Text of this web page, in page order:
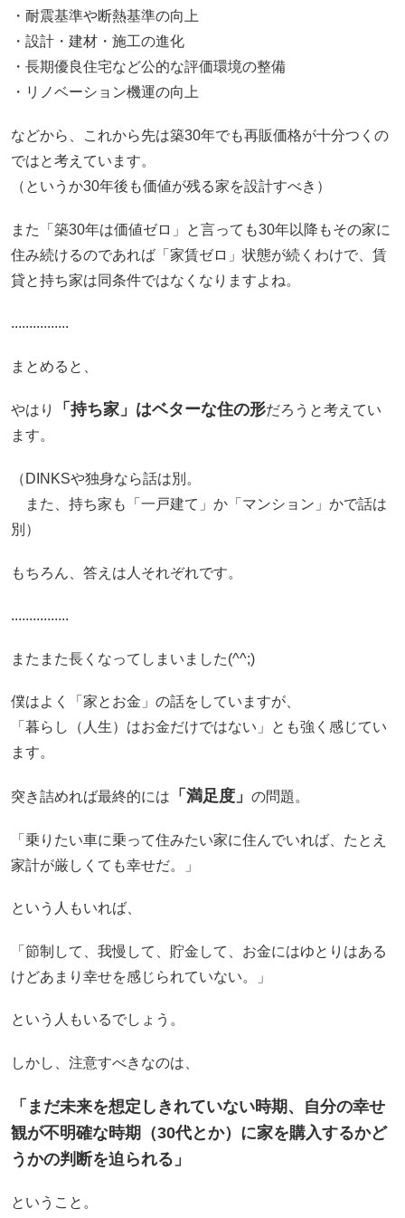
・耐震基準や断熱基準の向上
・設計・建材・施工の進化
・長期優良住宅など公的な評価環境の整備
・リノベーション機運の向上
などから、これから先は築30年でも再販価格が十分つくの
ではと考えています。
（というか30年後も価値が残る家を設計すべき）
また「築30年は価値ゼロ」と言っても30年以降もその家に
住み続けるのであれば「家賃ゼロ」状態が続くわけで、賃
貸と持ち家は同条件ではなくなりますよね。
................
まとめると、
やはり 「持ち家」はベターな住の形だろうと考えてい
ます。
（DINKSや独身なら話は別。
また、持ち家も「一戸建て」か「マンション」かで話は
別）
もちろん、答えは人それぞれです。
................
またまた長くなってしまいました(^^;)
僕はよく「家とお金」の話をしていますが、
「暮らし（人生）はお金だけではない」とも強く感じてい
ます。
突き詰めれば最終的には 「満足度」 の問題。
「乗りたい車に乗って住みたい家に住んでいれば、たとえ
家計が厳しくても幸せだ。」
という人もいれば、
「節制して、我慢して、貯金して、お金にはゆとりはある
けどあまり幸せを感じられていない。」
という人もいるでしょう。
しかし、注意すべきなのは、
「まだ未来を想定しきれていない時期、自分の幸せ
観が不明確な時期（30代とか）に家を購入するかど
うかの判断を迫られる」
ということ。